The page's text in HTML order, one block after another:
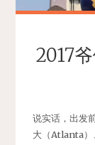
2017
说实话，出发
大（Atlanta）